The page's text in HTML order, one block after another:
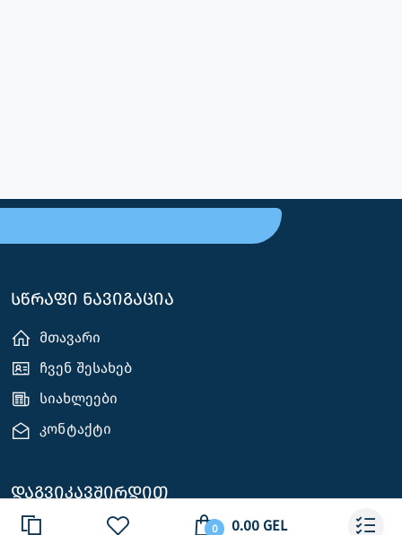
0 0.00 GEL
სწრაფი ნავიგაცია
მთავარი
ჩვენ შესახებ
სიახლეები
კონტაქტი
დაგვიკავშირდით
თბილისი, ა. თვალჭრელიძის 2ა ‎ ‎ ‎ ‎ ‎ ‎ ‎ ბათუმი, მ.